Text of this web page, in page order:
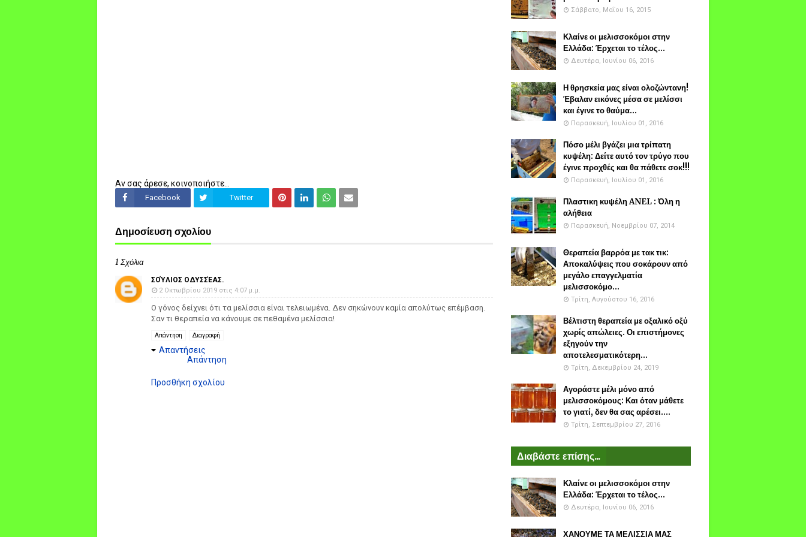
Αν σας άρεσε, κοινοποιήστε...
Facebook Twitter
Δημοσίευση σχολίου
1 Σχόλια
ΣΟΎΛΙΟΣ ΟΔΥΣΣΈΑΣ.
2 Οκτωβρίου 2019 στις 4:07 μ.μ.
Ο γόνος δείχνει ότι τα μελίσσια είναι τελειωμένα. Δεν σηκώνουν καμία απολύτως επέμβαση.
Σαν τι θεραπεία να κάνουμε σε πεθαμένα μελίσσια!
Απάντηση Διαγραφή
Απαντήσεις
Απάντηση
Προσθήκη σχολίου
Σάββατο, Μαΐου 16, 2015
Κλαίνε οι μελισσοκόμοι στην
Ελλάδα: Έρχεται το τέλος...
Δευτέρα, Ιουνίου 06, 2016
Η θρησκεία μας είναι ολοζώντανη!
Έβαλαν εικόνες μέσα σε μελίσσι
και έγινε το θαύμα...
Παρασκευή, Ιουλίου 01, 2016
Πόσο μέλι βγάζει μια τρίπατη
κυψέλη: Δείτε αυτό τον τρύγο που
έγινε προχθές και θα πάθετε σοκ!!!
Παρασκευή, Ιουλίου 01, 2016
Πλαστικη κυψέλη ANEL : Όλη η
αλήθεια
Παρασκευή, Νοεμβρίου 07, 2014
Θεραπεία βαρρόα με τακ τικ:
Αποκαλύψεις που σοκάρουν από
μεγάλο επαγγελματία
μελισσοκόμο...
Τρίτη, Αυγούστου 16, 2016
Βέλτιστη θεραπεία με οξαλικό οξύ
χωρίς απώλειες. Οι επιστήμονες
εξηγούν την
αποτελεσματικότερη...
Τρίτη, Δεκεμβρίου 24, 2019
Αγοράστε μέλι μόνο από
μελισσοκόμους: Και όταν μάθετε
το γιατί, δεν θα σας αρέσει....
Τρίτη, Σεπτεμβρίου 27, 2016
Διαβάστε επίσης...
Κλαίνε οι μελισσοκόμοι στην
Ελλάδα: Έρχεται το τέλος...
Δευτέρα, Ιουνίου 06, 2016
ΧΑΝΟΥΜΕ ΤΑ ΜΕΛΙΣΣΙΑ ΜΑΣ